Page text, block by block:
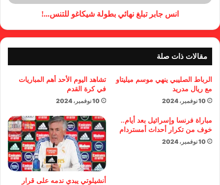
انس جابر تبلغ نهائي بطولة شيكاغو للتنس...!
مقالات ذات صلة
الرباط الصليبي ينهي موسم ميليتاو
مع ريال مدريد
10 نوفمبر، 2024
تشاهد اليوم الأحد أهم المباريات
في كرة القدم
10 نوفمبر، 2024
مباراة فرنسا وإسرائيل بعد أيام..
خوف من تكرار أحداث أمستردام
10 نوفمبر، 2024
أنشيلوتي يبدي ندمه على قرار